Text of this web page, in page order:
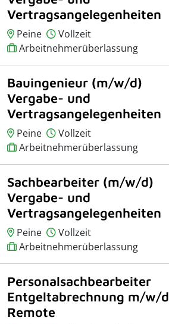
Vertragsangelegenheiten
Peine
Vollzeit
Arbeitnehmerüberlassung
Bauingenieur (m/w/d)
Vergabe- und
Vertragsangelegenheiten
Peine
Vollzeit
Arbeitnehmerüberlassung
Sachbearbeiter (m/w/d)
Vergabe- und
Vertragsangelegenheiten
Peine
Vollzeit
Arbeitnehmerüberlassung
Personalsachbearbeiter
Entgeltabrechnung m/w/d
Remote